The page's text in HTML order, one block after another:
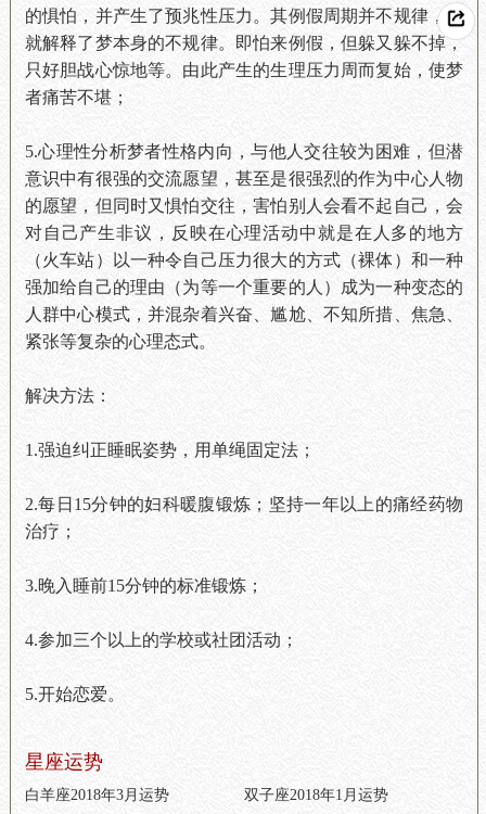
的惧怕，并产生了预兆性压力。其例假周期并不规律，这
就解释了梦本身的不规律。即怕来例假，但躲又躲不掉，
只好胆战心惊地等。由此产生的生理压力周而复始，使梦
者痛苦不堪；
5.心理性分析梦者性格内向，与他人交往较为困难，但潜
意识中有很强的交流愿望，甚至是很强烈的作为中心人物
的愿望，但同时又惧怕交往，害怕别人会看不起自己，会
对自己产生非议，反映在心理活动中就是在人多的地方
（火车站）以一种令自己压力很大的方式（裸体）和一种
强加给自己的理由（为等一个重要的人）成为一种变态的
人群中心模式，并混杂着兴奋、尴尬、不知所措、焦急、
紧张等复杂的心理态式。
解决方法：
1.强迫纠正睡眠姿势，用单绳固定法；
2.每日15分钟的妇科暖腹锻炼；坚持一年以上的痛经药物
治疗；
3.晚入睡前15分钟的标准锻炼；
4.参加三个以上的学校或社团活动；
5.开始恋爱。
星座运势
白羊座2018年3月运势 双子座2018年1月运势